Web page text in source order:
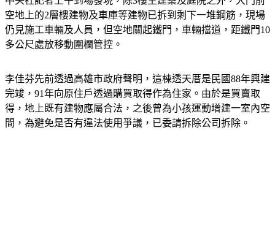
中央社記者上午到場發現，除3樓主建築及庭院之外，大門前
空地上的2層樓建物及車庫等建物已拆到剩下一堆鋼筋，現場
仍見施工車輛及人員，但空地關起鐵門，車輛擋道，距鐵門10
李佳芬先前透過高雄市政府聲明，這棟透天厝是民國88年興建
完竣，91年向原住戶透過購買取得作為住家。由於是買賣取
得，地上既有建物應屬合法，之後曾為小孩運動增建一室內空